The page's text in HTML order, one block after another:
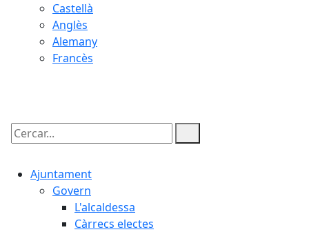
Castellà
Anglès
Alemany
Francès
Cercar:
Ajuntament
Govern
L'alcaldessa
Càrrecs electes